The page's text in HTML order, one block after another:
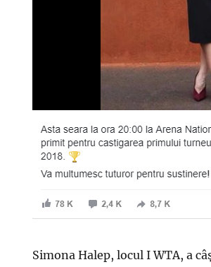
Simona Halep, locul I WTA, a